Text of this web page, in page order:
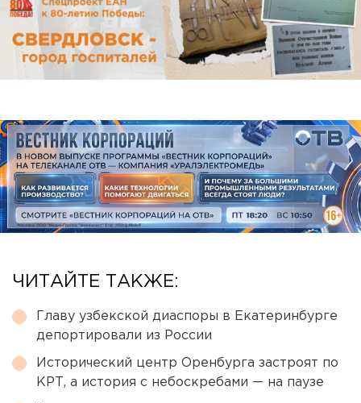
ЧИТАЙТЕ ТАКЖЕ:
Главу узбекской диаспоры в Екатеринбурге
депортировали из России
Исторический центр Оренбурга застроят по
КРТ, а история с небоскребами — на паузе